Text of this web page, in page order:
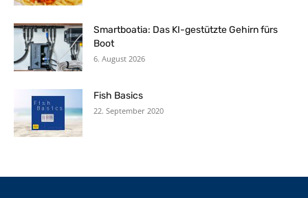
Smartboatia: Das KI-gestützte Gehirn fürs
Boot
6. August 2026
Fish Basics
22. September 2020